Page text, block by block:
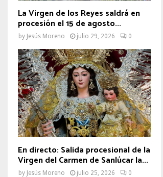
La Virgen de los Reyes saldrá en
procesión el 15 de agosto...
by Jesús Moreno julio 29, 2026 0
En directo: Salida procesional de la
Virgen del Carmen de Sanlúcar la...
by Jesús Moreno julio 25, 2026 0